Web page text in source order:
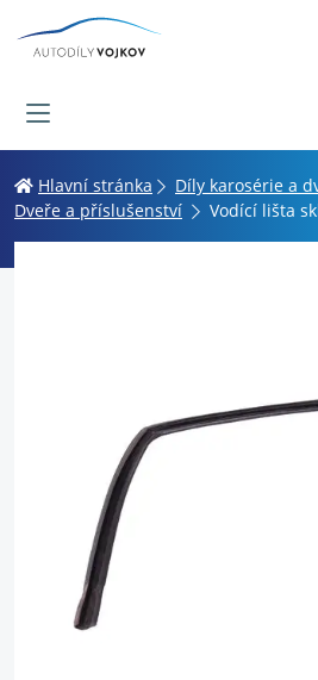
Hlavní stránka
Díly karosérie a
Dveře a příslušenství
Vodící lišta